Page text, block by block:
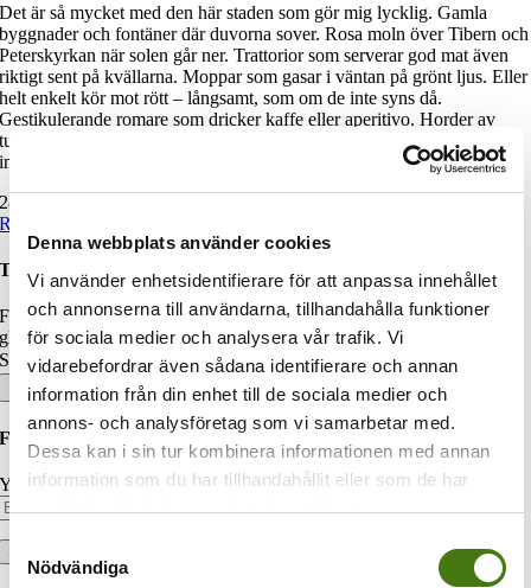
Denna webbplats använder cookies
Vi använder enhetsidentifierare för att anpassa innehållet
och annonserna till användarna, tillhandahålla funktioner
för sociala medier och analysera vår trafik. Vi
vidarebefordrar även sådana identifierare och annan
information från din enhet till de sociala medier och
annons- och analysföretag som vi samarbetar med.
Dessa kan i sin tur kombinera informationen med annan
information som du har tillhandahållit eller som de har
samlat in när du har använt deras tjänster.
Samtyckesval
Nödvändiga
Det är så mycket med den här staden som gör mig lycklig. Gamla
byggnader och fontäner där duvorna sover. Rosa moln över Tibern och
Peterskyrkan när solen går ner. Trattorior som serverar god mat även
riktigt sent på kvällarna. Moppar som gasar i väntan på grönt ljus. Eller
helt enkelt kör mot rött – långsamt, som om de inte syns då.
Gestikulerande romare som dricker kaffe eller aperitivo. Horder av
turister som vallas runt bland sevärdheterna. Den friska luften med
inslag av eld och grillat sena kvällar. […]
28 oktober, 2014
Read More
Turisterna.se
Familjen Magnusson har gett sig ut på resa. Vi utlovar restips och
glimtar från härliga platser i världen. Häng med oss!
Sök efter:
Följ bloggen via e-post
Your email: